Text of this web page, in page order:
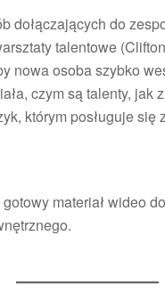
dołączających do
talentowe
nowa osoba szybko
czym są talenty, jak
którym posługuje się
gotowy materiał wideo